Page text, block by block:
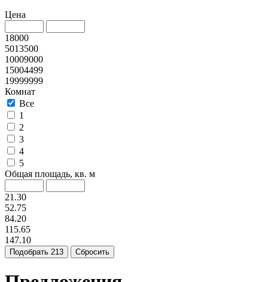
Цена
18000
5013500
10009000
15004499
19999999
Комнат
Все
1
2
3
4
5
Общая площадь, кв. м
21.30
52.75
84.20
115.65
147.10
Подобрать 213 Сбросить